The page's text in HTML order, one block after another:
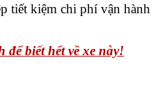
tiết kiệm chi phí vận hành
để biết hết về xe này!